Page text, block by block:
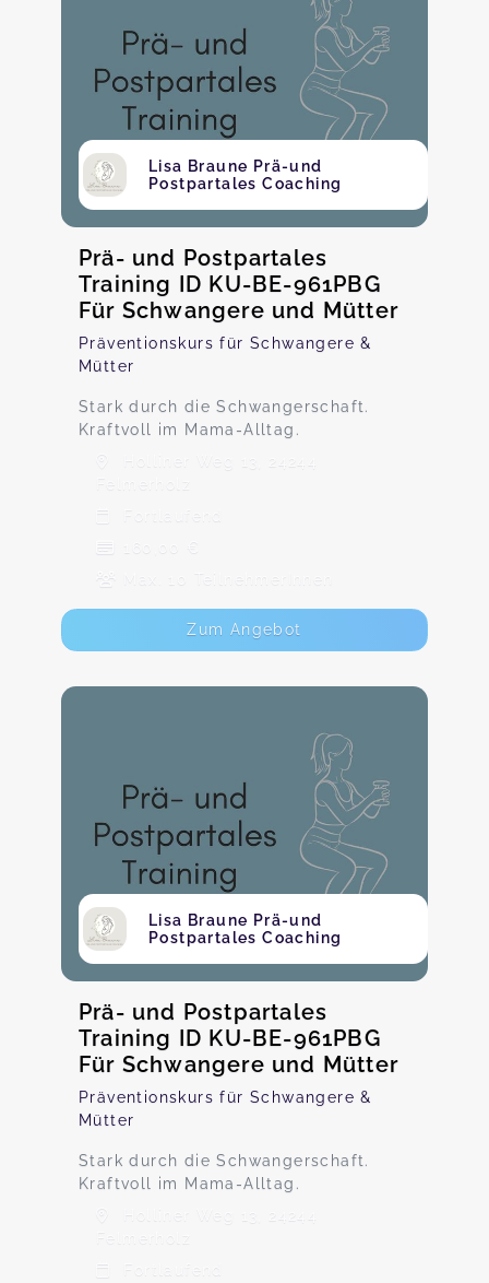
Lisa Braune Prä-und
Postpartales Coaching
Prä- und Postpartales
Training ID KU-BE-961PBG
Für Schwangere und Mütter
Präventionskurs für Schwangere &
Mütter
Stark durch die Schwangerschaft.
Kraftvoll im Mama-Alltag.
Holliner Weg 13, 24244
Felmerholz
Fortlaufend
160,00 €
Max. 10 TeilnehmerInnen
Zum Angebot
Lisa Braune Prä-und
Postpartales Coaching
Prä- und Postpartales
Training ID KU-BE-961PBG
Für Schwangere und Mütter
Präventionskurs für Schwangere &
Mütter
Stark durch die Schwangerschaft.
Kraftvoll im Mama-Alltag.
Holliner Weg 13, 24244
Felmerholz
Fortlaufend